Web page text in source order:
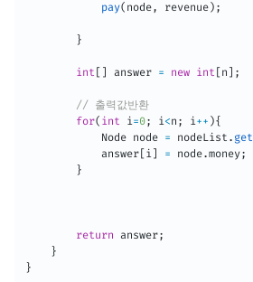
pay( node, revenue ) ;
}
int answer = new int n ;
// 출력값반환
for( int i=0; i<n ; i++ ){
Node node = nodeList . get
            answer
i = node.money;
}
return answer;
}
}